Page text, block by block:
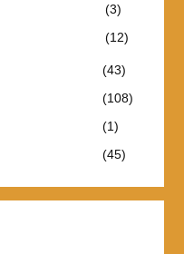
(3)
(12)
(43)
(108)
(1)
(45)